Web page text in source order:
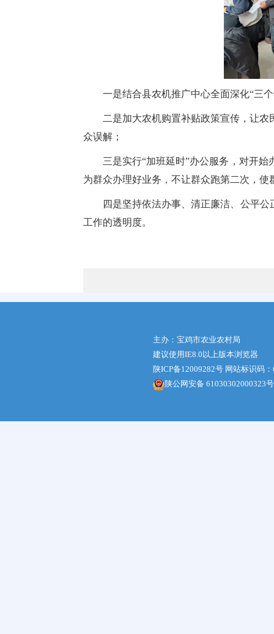
一是结合县农机推广中心全面深化“三
二是加大农机购置补贴政策宣传，让
众误解；
三是实行“加班延时”办公服务，对开
为群众办理好业务，不让群众跑第二次，使
四是坚持依法办事、清正廉洁、公平
工作的透明度。
主办：宝鸡市农业农村局
建议使用IE8.0以上版本浏览器
陕ICP备12009282号 网站标识码
陕公网安备 61030302000323号